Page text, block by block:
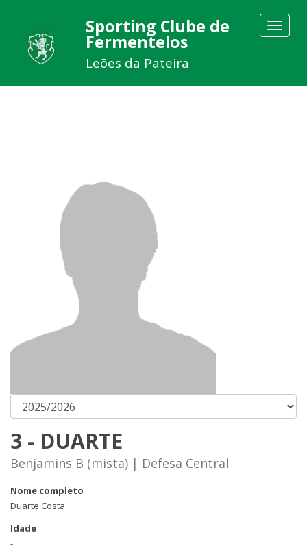
Toggle
Sporting Clube de
Fermentelos
Leões da Pateira
3 - DUARTE
Benjamins B (mista) | Defesa Central
Nome completo
Duarte Costa
Idade
-